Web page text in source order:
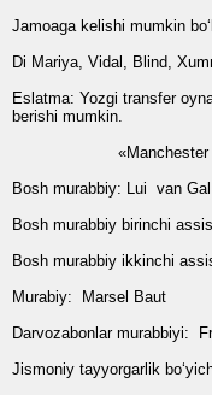
Jamoaga kelishi mumkin
Di Mariya, Vidal, Blind,
Eslatma: Yozgi transfer
berishi mumkin.
Bosh murabbiy: Lui van Gal
Bosh murabbiy birinchi
Bosh murabbiy ikkinchi
Murabiy:
Marsel Baut
Darvozabonlar murabbiyi:
Jismoniy tayyorgarlik